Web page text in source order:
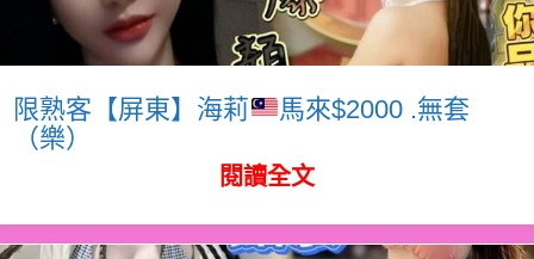
限熟客【屏東】海莉
馬來$2000 .無套
（樂）
閱讀全文